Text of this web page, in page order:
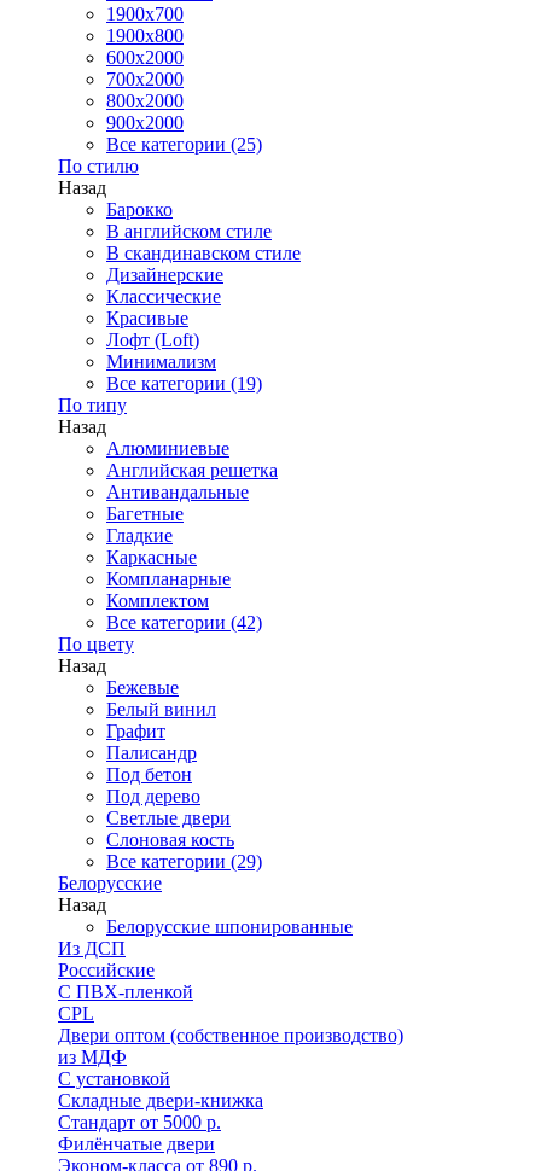
1900х700
1900х800
600x2000
700x2000
800x2000
900x2000
Все категории (25)
По стилю
Назад
Барокко
В английском стиле
В скандинавском стиле
Дизайнерские
Классические
Красивые
Лофт (Loft)
Минимализм
Все категории (19)
По типу
Назад
Алюминиевые
Английская решетка
Антивандальные
Багетные
Гладкие
Каркасные
Компланарные
Комплектом
Все категории (42)
По цвету
Назад
Бежевые
Белый винил
Графит
Палисандр
Под бетон
Под дерево
Светлые двери
Слоновая кость
Все категории (29)
Белорусские
Назад
Белорусские шпонированные
Из ДСП
Российские
C ПВХ-пленкой
CPL
Двери оптом (собственное производство)
из МДФ
С установкой
Складные двери-книжка
Стандарт от 5000 р.
Филёнчатые двери
Эконом-класса от 890 р.